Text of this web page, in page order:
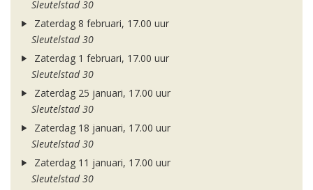
Sleutelstad 30
Zaterdag 8 februari, 17.00 uur
Sleutelstad 30
Zaterdag 1 februari, 17.00 uur
Sleutelstad 30
Zaterdag 25 januari, 17.00 uur
Sleutelstad 30
Zaterdag 18 januari, 17.00 uur
Sleutelstad 30
Zaterdag 11 januari, 17.00 uur
Sleutelstad 30